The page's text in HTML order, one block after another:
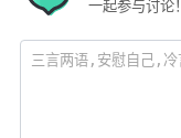
一起参与讨论！